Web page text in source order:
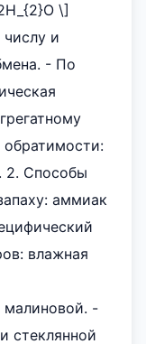
\]
и
- По
обратимости:
2. Способы
аммиак
влажная
малиновой. -
стеклянной